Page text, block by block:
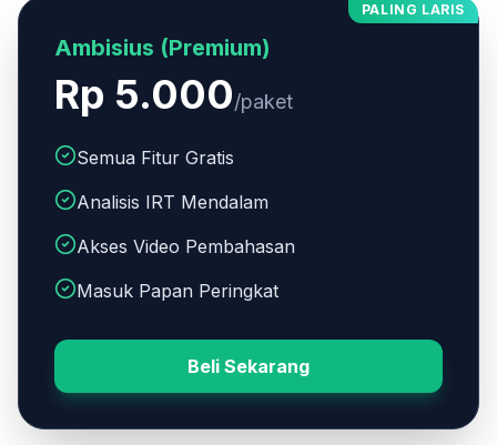
PALING LARIS
Ambisius (Premium)
Rp 5.000/paket
Semua Fitur Gratis
Analisis IRT Mendalam
Akses Video Pembahasan
Masuk Papan Peringkat
Beli Sekarang